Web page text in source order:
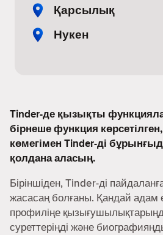
Қарсылық
Нукен
Tinder-де қызықты
бірнеше функция
көмегімен Tinder-ді
қолдана аласың.
Біріншіден, Tinder-ді
жасасаң болғаны. Қандай адам
профиліңе
суреттеріңді және